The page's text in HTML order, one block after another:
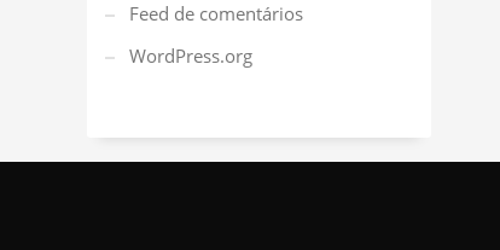
Feed de comentários
WordPress.org